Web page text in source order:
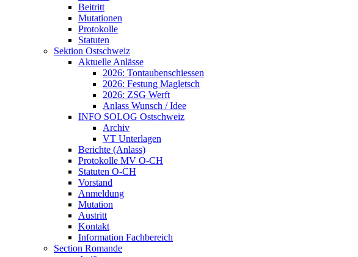
Beitritt
Mutationen
Protokolle
Statuten
Sektion Ostschweiz
Aktuelle Anlässe
2026: Tontaubenschiessen
2026: Festung Magletsch
2026: ZSG Werft
Anlass Wunsch / Idee
INFO SOLOG Ostschweiz
Archiv
VT Unterlagen
Berichte (Anlass)
Protokolle MV O-CH
Statuten O-CH
Vorstand
Anmeldung
Mutation
Austritt
Kontakt
Information Fachbereich
Section Romande